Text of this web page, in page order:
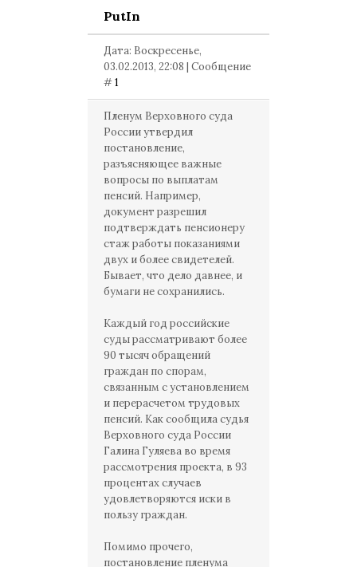
PutIn
Дата: Воскресенье,
03.02.2013, 22:08 | Сообщение
#1
Пленум Верховного суда
России утвердил
постановление,
разъясняющее важные
вопросы по выплатам
пенсий. Например,
документ разрешил
подтверждать пенсионеру
стаж работы показаниями
двух и более свидетелей.
Бывает, что дело давнее, и
бумаги не сохранились.
Каждый год российские
суды рассматривают более
90 тысяч обращений
граждан по спорам,
связанным с установлением
и перерасчетом трудовых
пенсий. Как сообщила судья
Верховного суда России
Галина Гуляева во время
рассмотрения проекта, в 93
процентах случаев
удовлетворяются иски в
пользу граждан.
Помимо прочего,
постановление пленума